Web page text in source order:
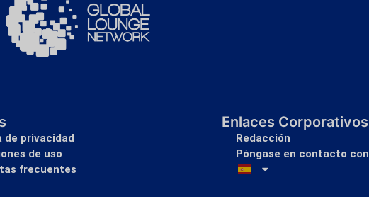
de privacidad
de uso
frecuentes
Enlaces Corporativos
Redacción
Póngase en contacto con